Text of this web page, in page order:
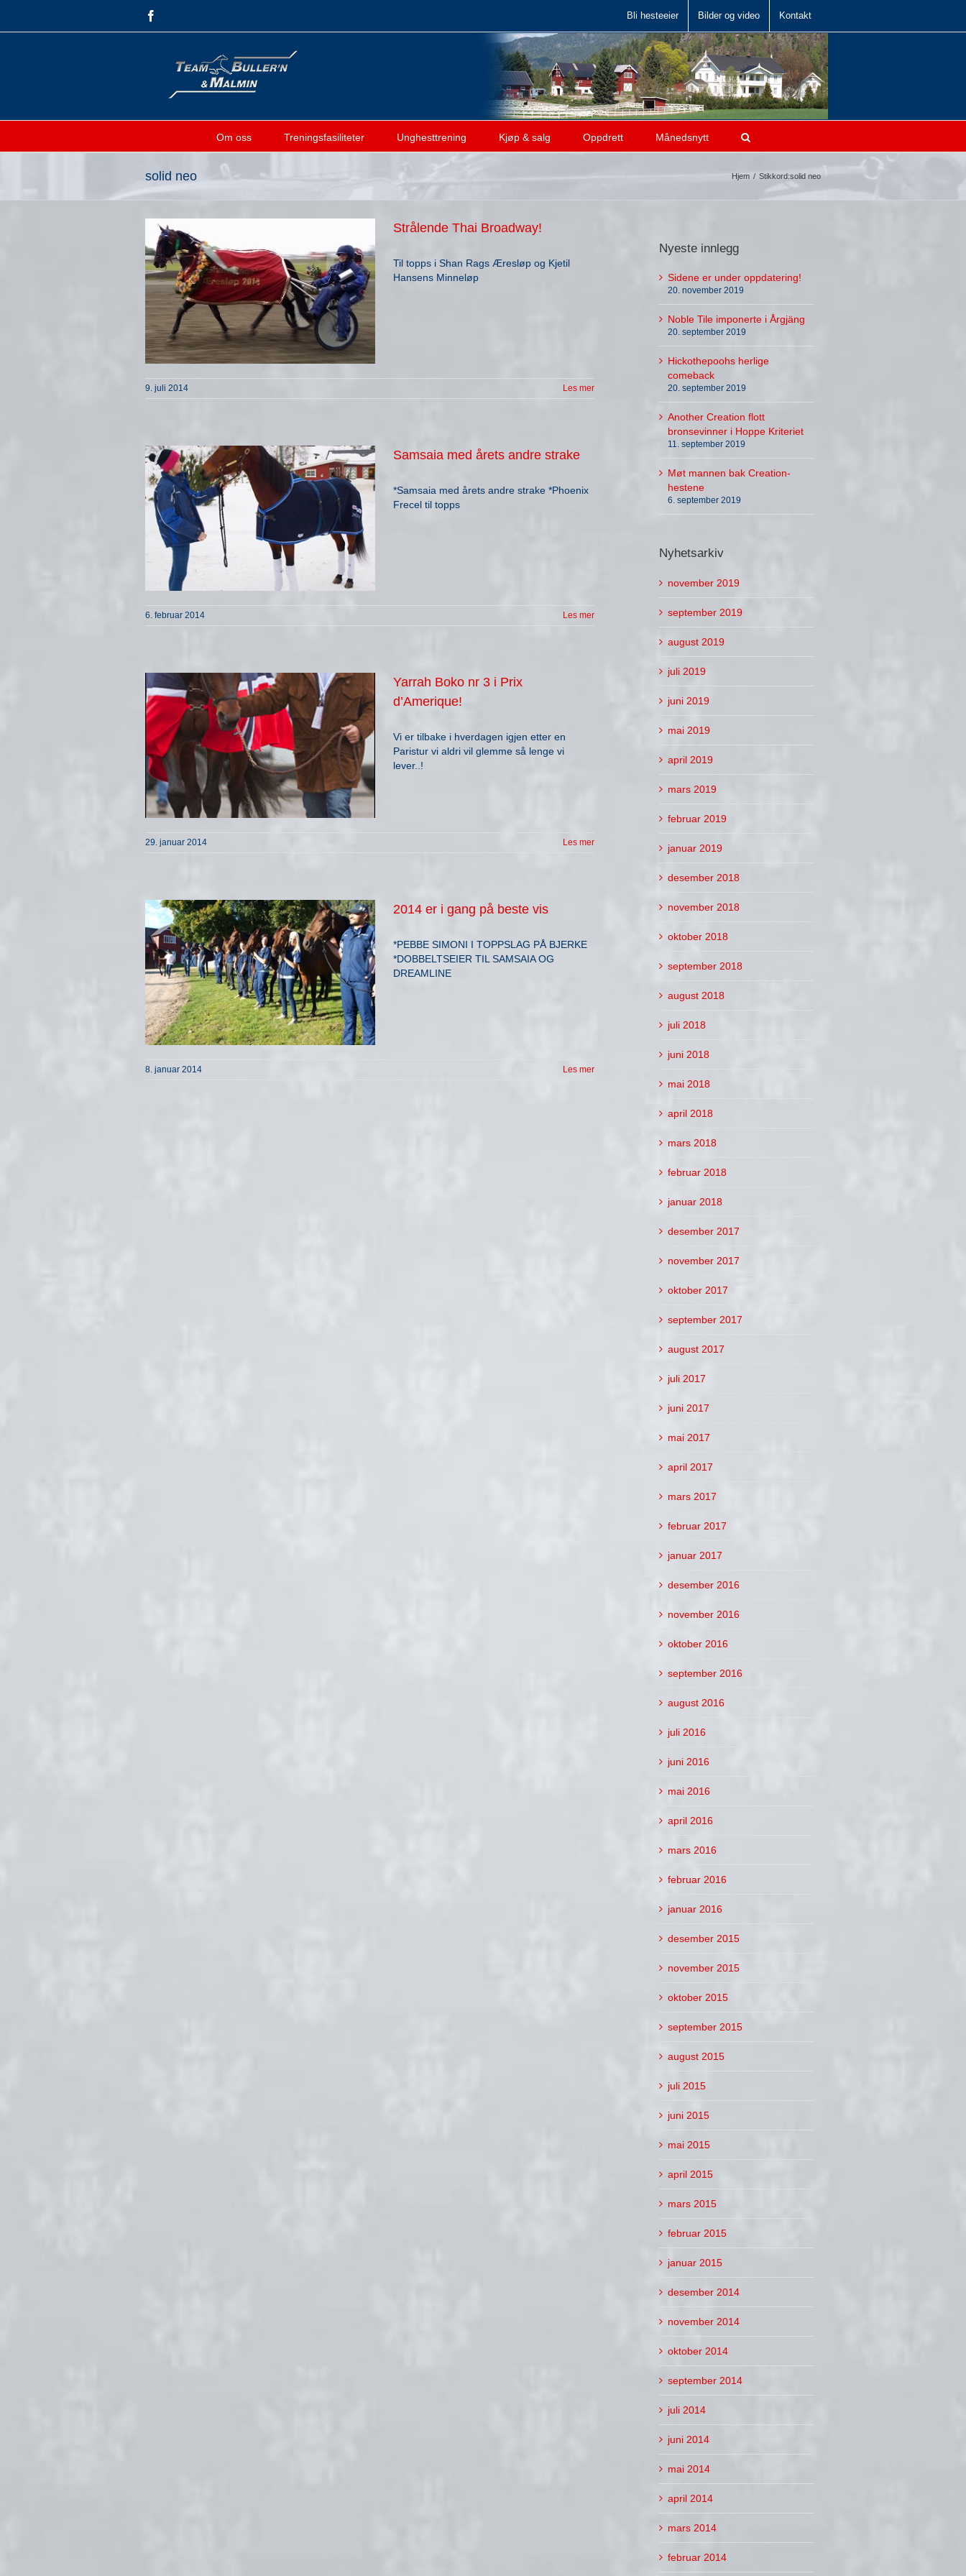
content
Bli hesteeier Bilder og video Kontakt
Om oss Treningsfasiliteter Unghesttrening Kjøp & salg Oppdrett Månedsnytt
solid neo Hjem / Stikkord:solid neo
Strålende Thai Broadway!
Til topps i Shan Rags Æresløp og Kjetil
Hansens Minneløp
9. juli 2014 Les mer
Samsaia med årets andre strake
*Samsaia med årets andre strake *Phoenix
Frecel til topps
6. februar 2014 Les mer
Yarrah Boko nr 3 i Prix
d’Amerique!
Vi er tilbake i hverdagen igjen etter en
Paristur vi aldri vil glemme så lenge vi
lever..!
29. januar 2014 Les mer
2014 er i gang på beste vis
*PEBBE SIMONI I TOPPSLAG PÅ BJERKE
*DOBBELTSEIER TIL SAMSAIA OG
DREAMLINE
8. januar 2014 Les mer
Nyeste innlegg
Sidene er under oppdatering!
20. november 2019
Noble Tile imponerte i Årgjäng
20. september 2019
Hickothepoohs herlige
comeback
20. september 2019
Another Creation flott
bronsevinner i Hoppe Kriteriet
11. september 2019
Møt mannen bak Creation-
hestene
6. september 2019
Nyhetsarkiv
november 2019
september 2019
august 2019
juli 2019
juni 2019
mai 2019
april 2019
mars 2019
februar 2019
januar 2019
desember 2018
november 2018
oktober 2018
september 2018
august 2018
juli 2018
juni 2018
mai 2018
april 2018
mars 2018
februar 2018
januar 2018
desember 2017
november 2017
oktober 2017
september 2017
august 2017
juli 2017
juni 2017
mai 2017
april 2017
mars 2017
februar 2017
januar 2017
desember 2016
november 2016
oktober 2016
september 2016
august 2016
juli 2016
juni 2016
mai 2016
april 2016
mars 2016
februar 2016
januar 2016
desember 2015
november 2015
oktober 2015
september 2015
august 2015
juli 2015
juni 2015
mai 2015
april 2015
mars 2015
februar 2015
januar 2015
desember 2014
november 2014
oktober 2014
september 2014
juli 2014
juni 2014
mai 2014
april 2014
mars 2014
februar 2014